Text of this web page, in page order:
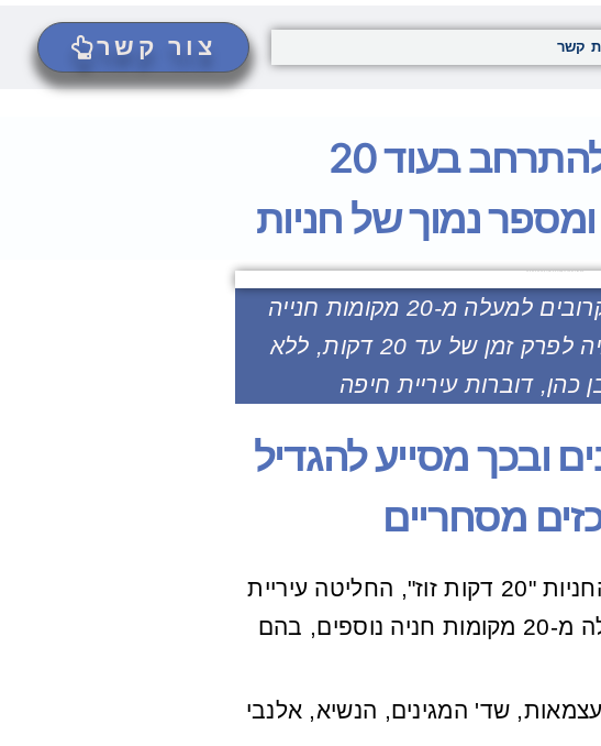
קשר צור קשר
חיפה: מיזם החניות ללא תשלום - "20 דקות זוז" ממשיך להתרחב בעוד 20
נמוך של חניות
יתווספו למיזם בשבועות הקרובים למעלה מ-20 מקומות חנייה
נוספים, בהם תתאפשר חניה לפרק זמן של עד 20 דקות, ללא
כהן, דוברות עיריית חיפה
ובכך מסייע להגדיל
מסחריים
לאור פניות רבות מצד בעלי עסקים ותושבים ברחבי העיר, להוספת אתרים נוספים למיזם החניות "20 דקות זוז", החליטה עיריית
במסגרת זו, יתווספו למיזם בשבועות הקרובים למעלה מ-20 מקומות חניה נוספים, בהם
שד' המגינים, הנשיא, אלנבי